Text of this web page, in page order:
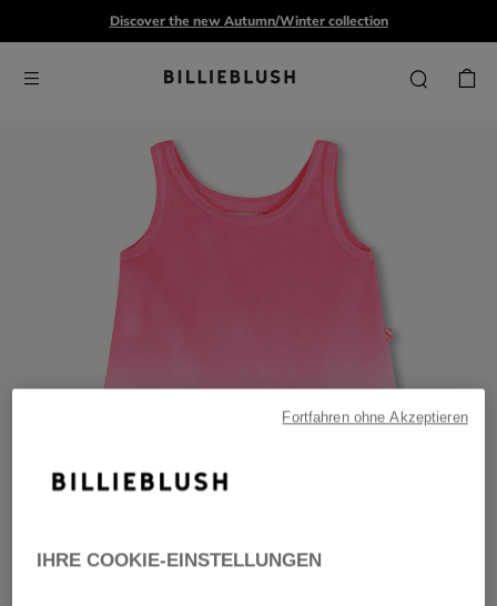
Discover the new Autumn/Winter collection
IHRE COOKIE-EINSTELLUNGEN
Fortfahren ohne Akzeptieren